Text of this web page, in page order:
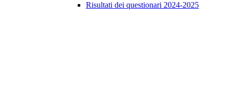
Risultati dei questionari 2024-2025